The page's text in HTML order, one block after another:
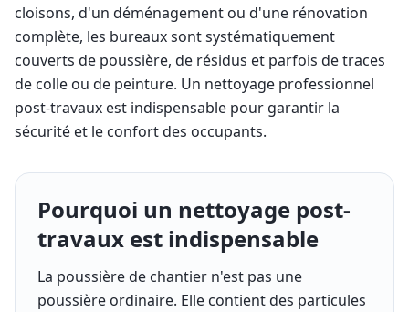
cloisons, d'un déménagement ou d'une rénovation
complète, les bureaux sont systématiquement
couverts de poussière, de résidus et parfois de traces
de colle ou de peinture. Un nettoyage professionnel
post-travaux est indispensable pour garantir la
sécurité et le confort des occupants.
Pourquoi un nettoyage post-
travaux est indispensable
La poussière de chantier n'est pas une
poussière ordinaire. Elle contient des particules